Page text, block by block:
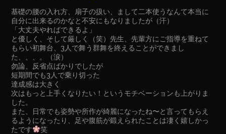
基礎の腰の入れ方、扇子の扱い、まして二本使うなんて本当に
自分に出来るのかなと不安にもなりましたが（汗）
「大丈夫やればできるよ」
と優しく、そして厳しく（笑）先生、先輩方にご指導を重ねて
もらい初舞台、3人で舞う群舞を終えることができまし
た、、、。（涙）
勿論、反省点ばかりでしたが
短期間でも3人で乗り切った
達成感は大きく
次はもっと上手くなりたい！というモチベーションも上がりま
した。
また、日常でも姿勢や所作が綺麗になったね〜と言ってもらえ
るようになったり、足や腹筋が鍛えられたことは凄く嬉しかっ
たです
笑